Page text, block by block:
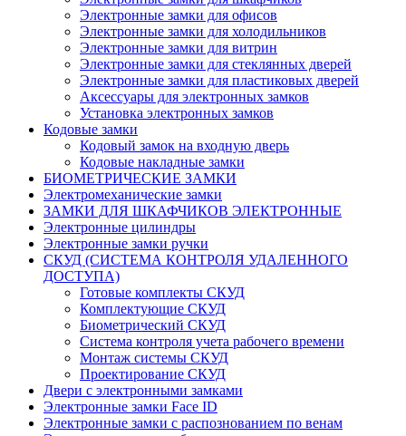
Электронные замки для офисов
Электронные замки для холодильников
Электронные замки для витрин
Электронные замки для стеклянных дверей
Электронные замки для пластиковых дверей
Аксессуары для электронных замков
Установка электронных замков
Кодовые замки
Кодовый замок на входную дверь
Кодовые накладные замки
БИОМЕТРИЧЕСКИЕ ЗАМКИ
Электромеханические замки
ЗАМКИ ДЛЯ ШКАФЧИКОВ ЭЛЕКТРОННЫЕ
Электронные цилиндры
Электронные замки ручки
СКУД (СИСТЕМА КОНТРОЛЯ УДАЛЕННОГО
ДОСТУПА)
Готовые комплекты СКУД
Комплектующие СКУД
Биометрический СКУД
Система контроля учета рабочего времени
Монтаж системы СКУД
Проектирование СКУД
Двери с электронными замками
Электронные замки Face ID
Электронные замки с распознованием по венам